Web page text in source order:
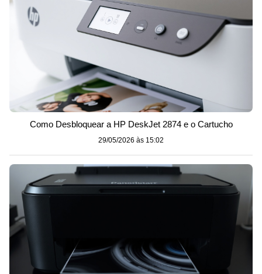
Como Desbloquear a HP DeskJet 2874 e o Cartucho
29/05/2026 às 15:02